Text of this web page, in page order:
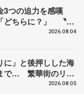
3つの迫力を感嘆
どちらに？」 〝リ
ック3連覇の野村忠
2026.08.04
に」と後押しした海
で… 繁華街のリン
さんも味方に 小林
2026.08.05